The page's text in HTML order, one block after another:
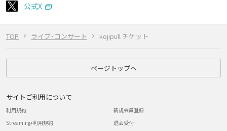
TOP ライブ･コンサート kojipull チケット
公式X
ページトップへ
サイトご利用について
利用規約
Streaming+利用規約
新規会員登録
退会受付